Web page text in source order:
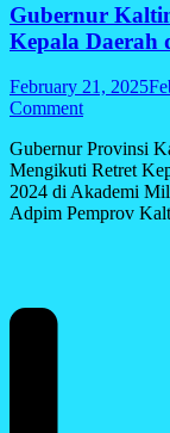
Gubernur
Kepala Daerah
February 21, 2025
Comment
Gubernur Provinsi
Mengikuti Retret
2024 di Akademi
Adpim Pemprov